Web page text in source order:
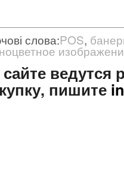
слова:POS,
пишите